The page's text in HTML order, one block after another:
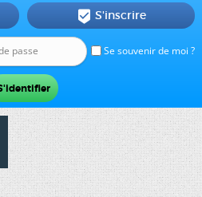
Se souvenir de moi ?
 S'inscrire